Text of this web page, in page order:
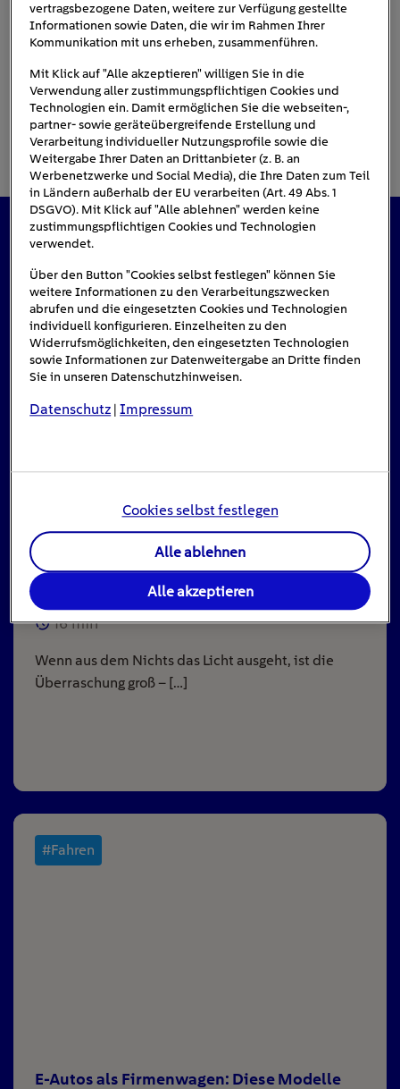
Das könnte Sie auch interessieren
Stromausfall: Das ist zu tun, wenn das Licht
ausgeht
16min
Wenn aus dem Nichts das Licht ausgeht, ist die
Überraschung groß – […]
#Fahren
E-Autos als Firmenwagen: Diese Modelle
vertragsbezogene Daten, weitere zur Verfügung gestellte
Informationen sowie Daten, die wir im Rahmen Ihrer
Kommunikation mit uns erheben, zusammenführen.
Mit Klick auf "Alle akzeptieren" willigen Sie in die
Verwendung aller zustimmungspflichtigen Cookies und
Technologien ein. Damit ermöglichen Sie die webseiten-,
partner- sowie geräteübergreifende Erstellung und
Verarbeitung individueller Nutzungsprofile sowie die
Weitergabe Ihrer Daten an Drittanbieter (z. B. an
Werbenetzwerke und Social Media), die Ihre Daten zum Teil
in Ländern außerhalb der EU verarbeiten (Art. 49 Abs. 1
DSGVO). Mit Klick auf "Alle ablehnen" werden keine
zustimmungspflichtigen Cookies und Technologien
verwendet.
Über den Button "Cookies selbst festlegen" können Sie
weitere Informationen zu den Verarbeitungszwecken
abrufen und die eingesetzten Cookies und Technologien
individuell konfigurieren. Einzelheiten zu den
Widerrufsmöglichkeiten, den eingesetzten Technologien
sowie Informationen zur Datenweitergabe an Dritte finden
Sie in unseren Datenschutzhinweisen.
Datenschutz |Impressum
Cookies selbst festlegen
Alle ablehnen
Alle akzeptieren